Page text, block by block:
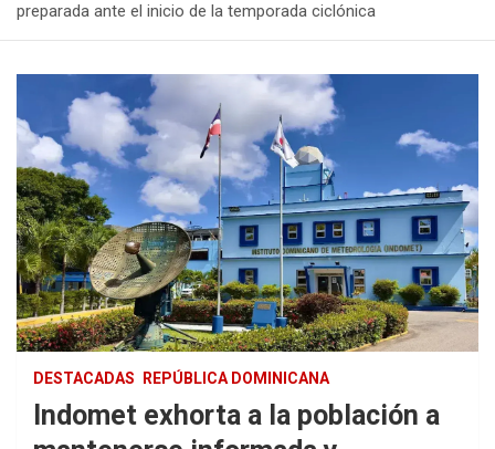
preparada ante el inicio de la temporada ciclónica
DESTACADAS REPÚBLICA DOMINICANA
Indomet exhorta a la población a